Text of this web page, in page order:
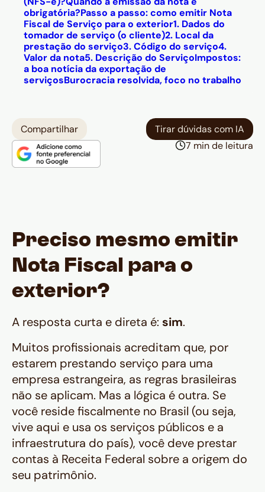
obrigatória?Passo a passo: como emitir Nota
Fiscal de Serviço para o exterior1. Dados do
tomador de serviço (o cliente)2. Local da
prestação do serviço3. Código do serviço4.
Valor da nota5. Descrição do ServiçoImpostos:
a boa notícia da exportação de
serviçosBurocracia resolvida, foco no trabalho
Compartilhar
Tirar dúvidas com IA
7 min de leitura
Preciso mesmo emitir
Nota Fiscal para o
exterior?
A resposta curta e direta é: sim.
Muitos profissionais acreditam que, por
estarem prestando serviço para uma
empresa estrangeira, as regras brasileiras
não se aplicam. Mas a lógica é outra. Se
você reside fiscalmente no Brasil (ou seja,
vive aqui e usa os serviços públicos e a
infraestrutura do país), você deve prestar
contas à Receita Federal sobre a origem do
seu patrimônio.